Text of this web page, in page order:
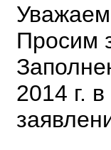
Просим
2014 г.